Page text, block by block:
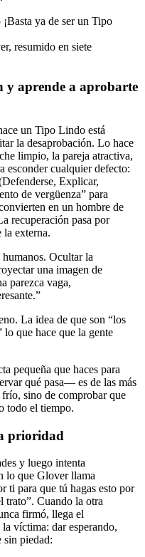
resumido en siete
y aprende a aprobarte
un Tipo Lindo está
la desaprobación. Lo hace
limpio, la pareja atractiva,
esconder cualquier defecto:
Explicar,
de vergüenza” para
en un hombre de
recuperación pasa por
la externa.
Ocultar la
una imagen de
parezca vaga,
La idea de que son “los
lo que hace que la gente
pequeña que haces para
qué pasa— es de las más
sino de comprobar que
todo el tiempo.
prioridad
y luego intenta
lo que Glover llama
ti para que tú hagas esto por
trato”. Cuando la otra
firmó, llega el
víctima: dar esperando,
sin piedad: